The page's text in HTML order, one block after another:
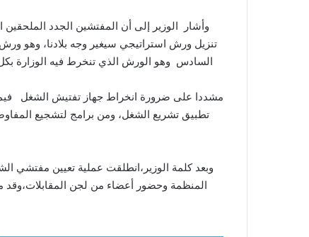
وأشار الوزير إلى أن المفتشين الجدد
تنزيل ورش استراتيجي سيغير وجه بلادنا، وهو
السادس وهو الورش الذي تنخرط فيه الوزارة بكل
مشددا على ضرورة انخراط جهاز تفتيش الشغل فيما
تطبيق تشريع الشغل، ومن برامج لتشجيع
وبعد كلمة الوزير،انطلقت عملية تعيين مفتشي
المنظمة وحضور أعضاء من لجن